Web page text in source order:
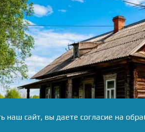
наш сайт, вы даете согласие на